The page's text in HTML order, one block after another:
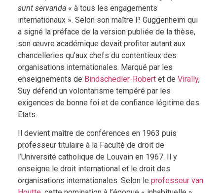
sunt servanda « à tous les engagements
internationaux ». Selon son maître P. Guggenheim qui
a signé la préface de la version publiée de la thèse,
son œuvre académique devait profiter autant aux
chancelleries qu’aux chefs du contentieux des
organisations internationales. Marqué par les
enseignements de Bindschedler-Robertet de Virally,
Suy défend un volontarisme tempéré par les
exigences de bonne foi et de confiance légitime des
Etats.
Il devient maître de conférences en 1963 puis
professeur titulaire à la Faculté de droit de
l’Université catholique de Louvain en 1967. Il y
enseigne le droit international et le droit des
organisations internationales. Selon le professeur van